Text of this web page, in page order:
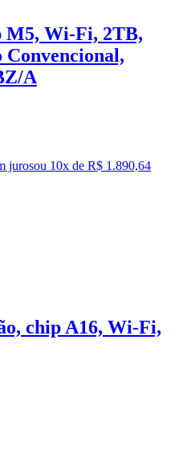
M5, Wi-Fi, 2TB,
A
jurosou 10x de R$ 1.890,64
chip A16, Wi-Fi,